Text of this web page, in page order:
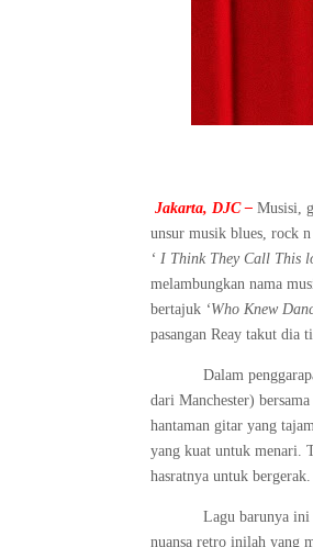
Jakarta, DJC – Musisi,
unsur musik blues, rock
‘ I Think They Call This
melambungkan nama
bertajuk ‘Who Knew
pasangan Reay takut dia
Dalam
dari Manchester)
hantaman gitar yang
yang kuat untuk menari.
hasratnya untuk bergerak.
Lagu barunya ini
nuansa retro inilah yang